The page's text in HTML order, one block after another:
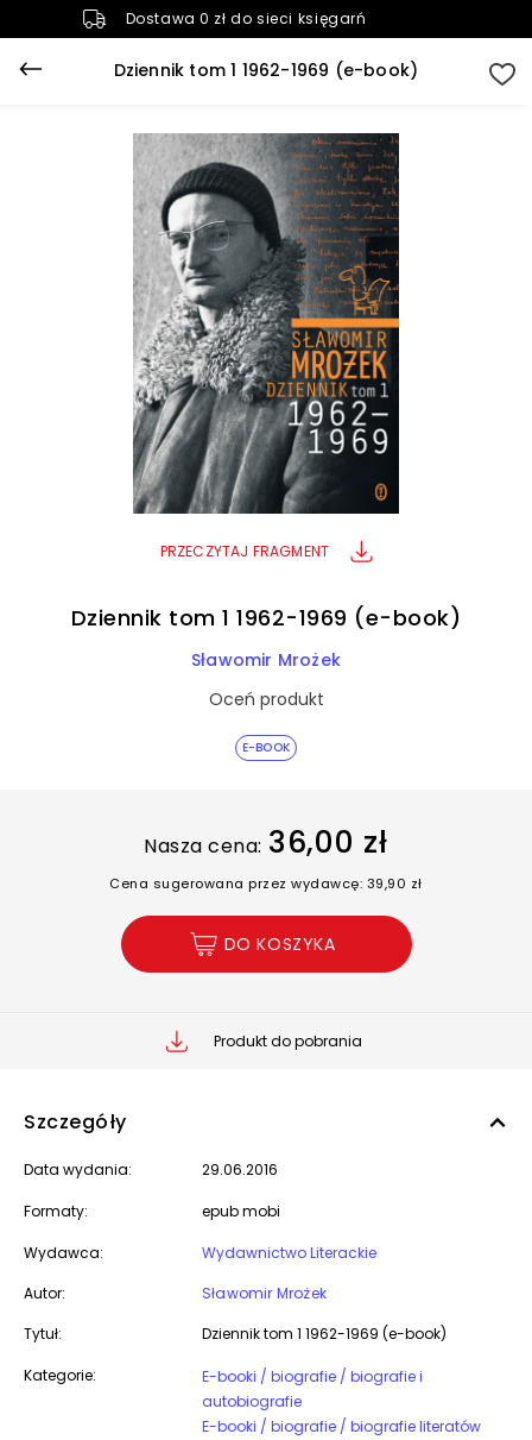
Dostawa 0 zł do sieci księgarń
Dziennik tom 1 1962-1969 (e-book)
PRZECZYTAJ FRAGMENT
E-BOOK
Dziennik tom 1 1962-1969 (e-book)
Sławomir Mrożek
Oceń produkt
Nasza cena: 36,00 zł
Cena sugerowana przez wydawcę: 39,90 zł
DO KOSZYKA
Produkt do pobrania
Szczegóły
Data wydania: 29.06.2016
Formaty: epub mobi
Wydawca:
Wydawnictwo Literackie
Autor:
Sławomir Mrożek
Tytuł:
Dziennik tom 1 1962-1969 (e-book)
Kategorie:
E-booki / biografie / biografie i
autobiografie
E-booki / biografie / biografie literatów